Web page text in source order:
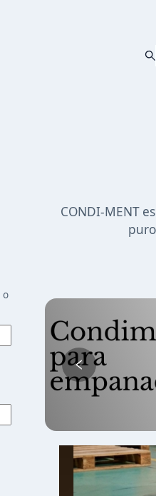
CONDI-MENT
o